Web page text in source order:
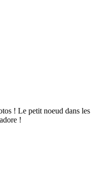
! Le petit noeud dans les
!